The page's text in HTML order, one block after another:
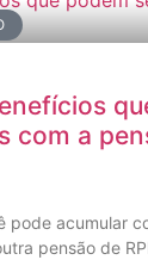
com a
pode acumular
pensão de